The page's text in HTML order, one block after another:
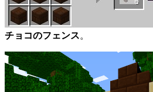
チョコのフェンス。